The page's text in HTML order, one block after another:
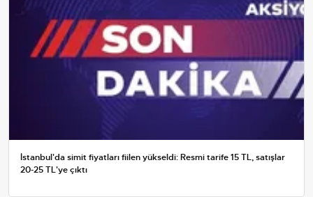
İstanbul'da simit fiyatları fiilen yükseldi: Resmi tarife 15 TL, satışlar
20-25 TL'ye çıktı